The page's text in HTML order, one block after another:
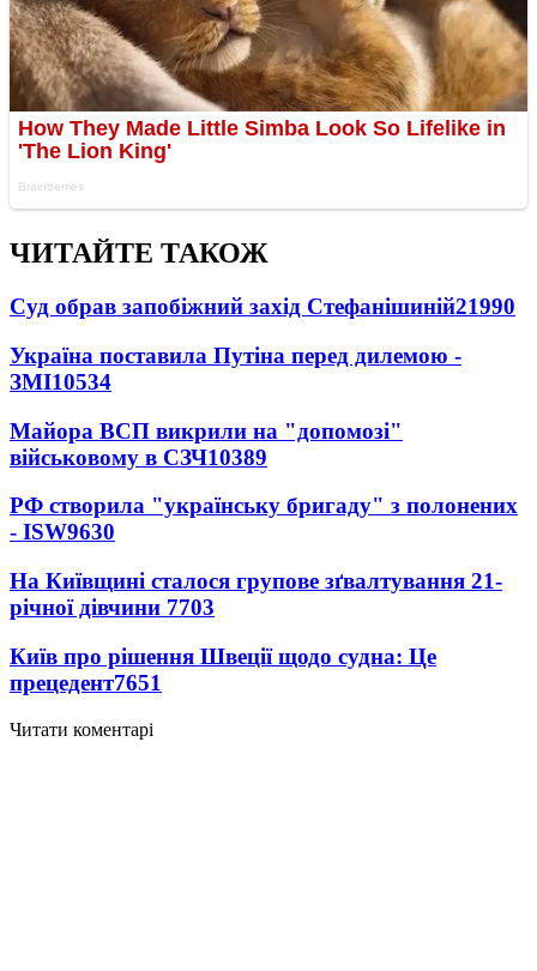
ЧИТАЙТЕ ТАКОЖ
Суд обрав запобіжний захід Стефанішиній21990
Україна поставила Путіна перед дилемою -
ЗМІ10534
Майора ВСП викрили на "допомозі"
військовому в СЗЧ10389
РФ створила "українську бригаду" з полонених
- ISW9630
На Київщині сталося групове зґвалтування 21-
річної дівчини 7703
Київ про рішення Швеції щодо судна: Це
прецедент7651
Читати коментарі